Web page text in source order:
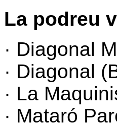
La podreu
· Diagonal
· Diagonal
· La
· Mataró